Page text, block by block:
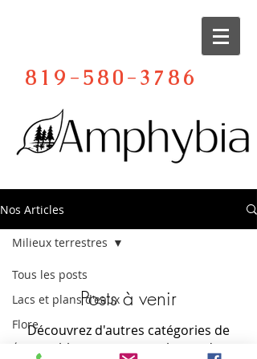
819-580-3786
Nos Articles
Tous les posts
Lacs et plans d'eaux
Flore
Écologie
Milieux terrestres
Posts à venir
Découvrez d'autres catégories de
ce blog ou revenez plus tard.